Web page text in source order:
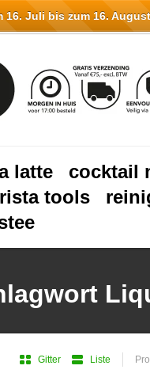
latte
cocktail
tools
Gitter Liste
Juli bis zum 16.